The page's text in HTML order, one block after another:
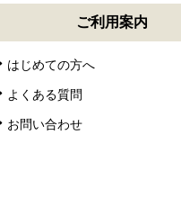
ご利用案内
はじめての方へ
よくある質問
お問い合わせ